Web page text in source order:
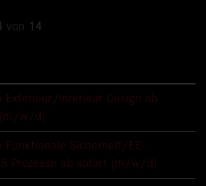
von 14
Exterieur/Interieur Design ab
(m/w/d)
Funktionale Sicherheit/EE-
Prozesse ab sofort (m/w/d)